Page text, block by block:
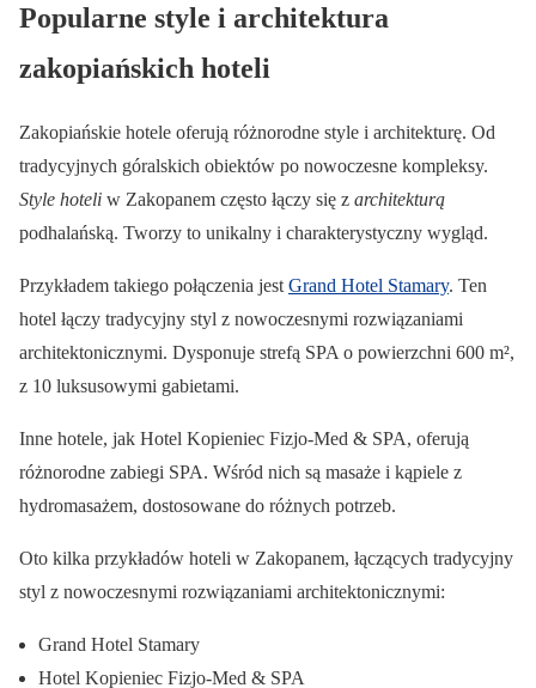
Popularne style i architektura
zakopiańskich hoteli
Zakopiańskie hotele oferują różnorodne style i architekturę. Od
tradycyjnych góralskich obiektów po nowoczesne kompleksy.
Style hoteli w Zakopanem często łączy się z architekturą
podhalańską. Tworzy to unikalny i charakterystyczny wygląd.
Przykładem takiego połączenia jestGrand Hotel Stamary. Ten
hotel łączy tradycyjny styl z nowoczesnymi rozwiązaniami
architektonicznymi. Dysponuje strefą SPA o powierzchni 600 m²,
z 10 luksusowymi gabietami.
Inne hotele, jak Hotel Kopieniec Fizjo-Med & SPA, oferują
różnorodne zabiegi SPA. Wśród nich są masaże i kąpiele z
hydromasażem, dostosowane do różnych potrzeb.
Oto kilka przykładów hoteli w Zakopanem, łączących tradycyjny
styl z nowoczesnymi rozwiązaniami architektonicznymi:
Grand Hotel Stamary
Hotel Kopieniec Fizjo-Med & SPA